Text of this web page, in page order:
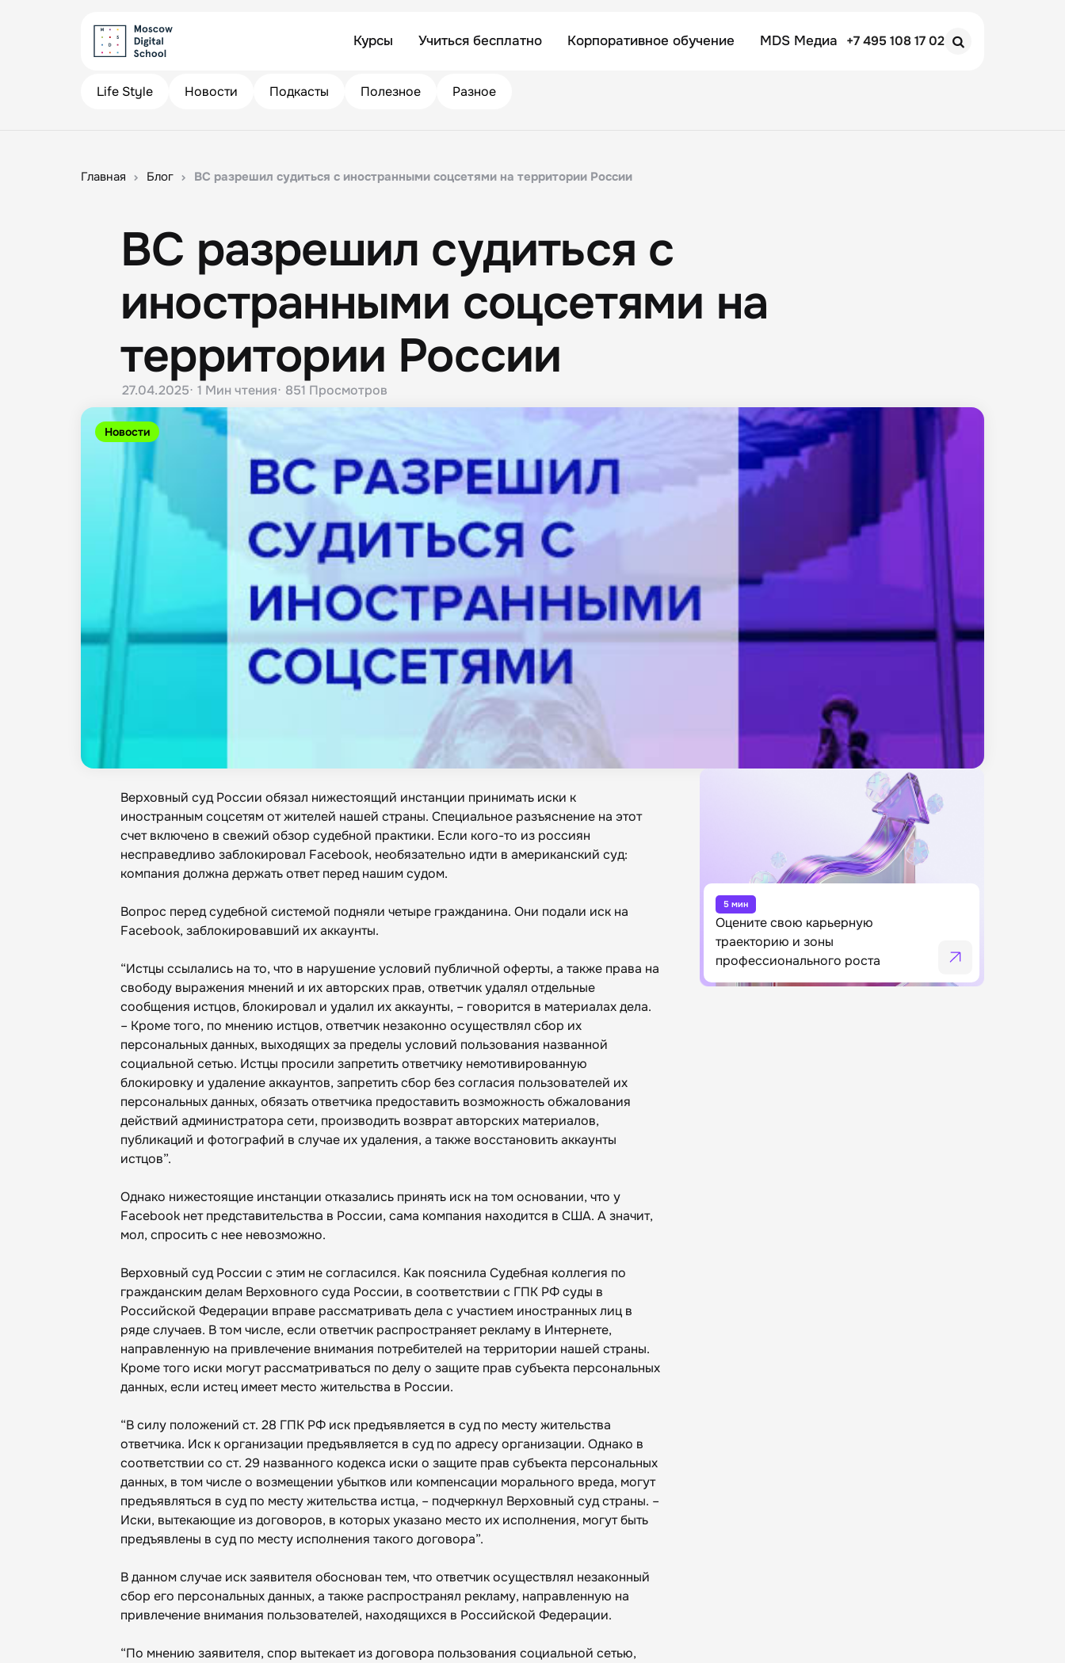
+7 495 108 17 02
Курсы Учиться бесплатно Корпоративное обучение MDS Медиа
Life Style Новости Подкасты Полезное Разное
Главная Блог ВС разрешил судиться с иностранными соцсетями на территории России
Новости
ВС разрешил судиться с
иностранными соцсетями на
территории России
27.04.2025 1 Мин чтения 851 Просмотров
Верховный суд России обязал нижестоящий инстанции принимать иски к
иностранным соцсетям от жителей нашей страны. Специальное разъяснение на этот
счет включено в свежий обзор судебной практики. Если кого-то из россиян
несправедливо заблокировал Facebook, необязательно идти в американский суд:
компания должна держать ответ перед нашим судом.
Вопрос перед судебной системой подняли четыре гражданина. Они подали иск на
Facebook, заблокировавший их аккаунты.
“Истцы ссылались на то, что в нарушение условий публичной оферты, а также права на
свободу выражения мнений и их авторских прав, ответчик удалял отдельные
сообщения истцов, блокировал и удалил их аккаунты, – говорится в материалах дела.
– Кроме того, по мнению истцов, ответчик незаконно осуществлял сбор их
персональных данных, выходящих за пределы условий пользования названной
социальной сетью. Истцы просили запретить ответчику немотивированную
блокировку и удаление аккаунтов, запретить сбор без согласия пользователей их
персональных данных, обязать ответчика предоставить возможность обжалования
действий администратора сети, производить возврат авторских материалов,
публикаций и фотографий в случае их удаления, а также восстановить аккаунты
истцов”.
Однако нижестоящие инстанции отказались принять иск на том основании, что у
Facebook нет представительства в России, сама компания находится в США. А значит,
мол, спросить с нее невозможно.
Верховный суд России с этим не согласился. Как пояснила Судебная коллегия по
гражданским делам Верховного суда России, в соответствии с ГПК РФ суды в
Российской Федерации вправе рассматривать дела с участием иностранных лиц в
ряде случаев. В том числе, если ответчик распространяет рекламу в Интернете,
направленную на привлечение внимания потребителей на территории нашей страны.
Кроме того иски могут рассматриваться по делу о защите прав субъекта персональных
данных, если истец имеет место жительства в России.
“В силу положений ст. 28 ГПК РФ иск предъявляется в суд по месту жительства
ответчика. Иск к организации предъявляется в суд по адресу организации. Однако в
соответствии со ст. 29 названного кодекса иски о защите прав субъекта персональных
данных, в том числе о возмещении убытков или компенсации морального вреда, могут
предъявляться в суд по месту жительства истца, – подчеркнул Верховный суд страны. –
Иски, вытекающие из договоров, в которых указано место их исполнения, могут быть
предъявлены в суд по месту исполнения такого договора”.
В данном случае иск заявителя обоснован тем, что ответчик осуществлял незаконный
сбор его персональных данных, а также распространял рекламу, направленную на
привлечение внимания пользователей, находящихся в Российской Федерации.
“По мнению заявителя, спор вытекает из договора пользования социальной сетью,
Оцените свою карьерную
траекторию и зоны
профессионального роста
5 мин